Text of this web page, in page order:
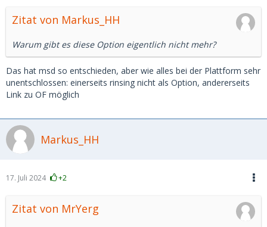
Zitat von Markus_HH
Warum gibt es diese Option eigentlich nicht mehr?
Das hat msd so entschieden, aber wie alles bei der Plattform sehr
unentschlossen: einerseits rinsing nicht als Option, andererseits
Link zu OF möglich
Markus_HH
17. Juli 2024 +2
Zitat von MrYerg